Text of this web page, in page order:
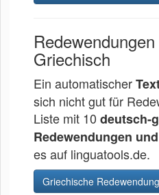
Griechisch
Ein automatischer
sich nicht gut für
Liste mit 10 deutsch-
Redewendungen
es auf linguatools.de.
Griechische